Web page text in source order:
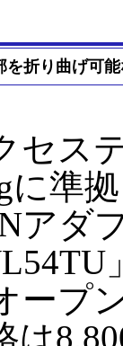
を折り曲げ可
セス
に準
アダ
ープ
は